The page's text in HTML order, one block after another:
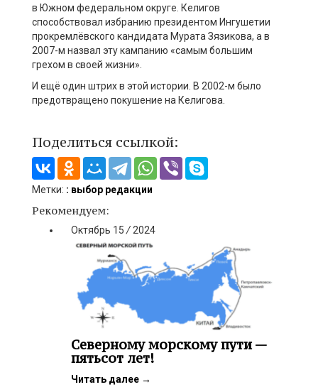
в Южном федеральном округе. Келигов
способствовал избранию президентом Ингушетии
прокремлёвского кандидата Мурата Зязикова, а в
2007-м назвал эту кампанию «самым большим
грехом в своей жизни».
И ещё один штрих в этой истории. В 2002-м было
предотвращено покушение на Келигова.
Поделиться ссылкой:
Метки: : выбор редакции
Рекомендуем:
Октябрь 15 / 2024
Северному морскому пути —
пятьсот лет!
Читать далее →